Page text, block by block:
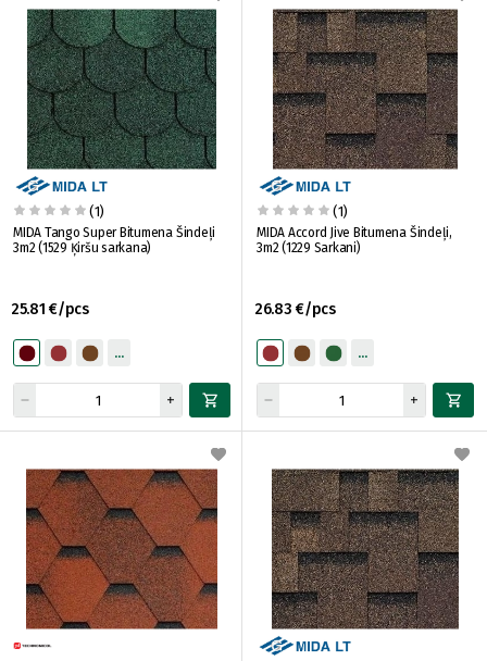
(1)
MIDA Tango Super Bitumena Šindeļi
3m2 (1529 Ķiršu sarkana)
25.81 €/pcs
(1)
MIDA Accord Jive Bitumena Šindeļi,
3m2 (1229 Sarkani)
26.83 €/pcs